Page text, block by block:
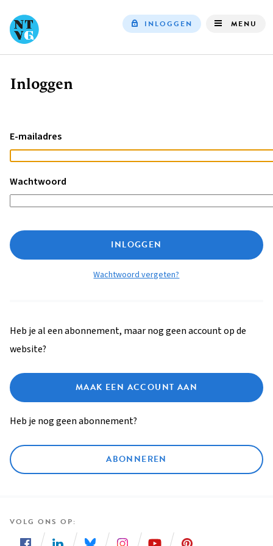
INLOGGEN MENU
Kruimelpad
Inloggen
E-mailadres
Wachtwoord
INLOGGEN
Wachtwoord vergeten?
Heb je al een abonnement, maar nog geen account op de
website?
MAAK EEN ACCOUNT AAN
Heb je nog geen abonnement?
ABONNEREN
VOLG ONS OP